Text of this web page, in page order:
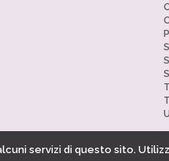
servizi di questo sito.